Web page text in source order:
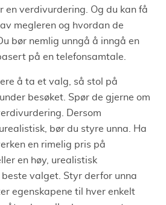
en verdivurdering. Og du kan få
megleren og hvordan de
bør nemlig unngå å inngå en
på en telefonsamtale.
å ta et valg, så stol på
besøket. Spør de gjerne om
Dersom
bør du styre unna. Ha
en rimelig pris på
en høy, urealistisk
valget. Styr derfor unna
egenskapene til hver enkelt